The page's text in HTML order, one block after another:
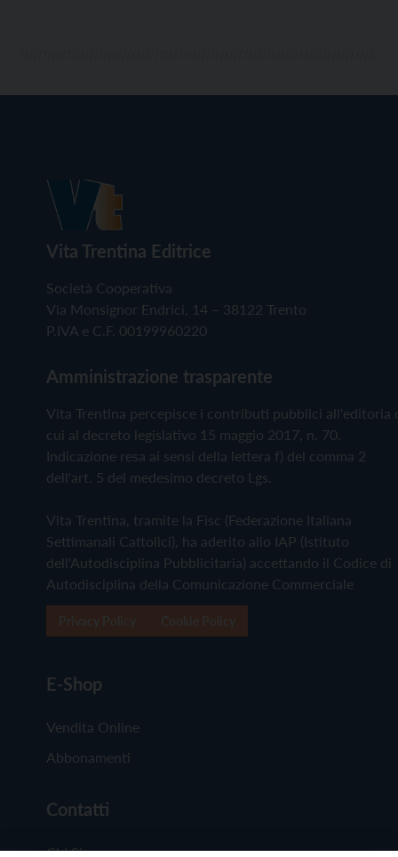
Vita Trentina Editrice
Società Cooperativa
Via Monsignor Endrici, 14 – 38122 Trento
P.IVA e C.F. 00199960220
Amministrazione trasparente
Vita Trentina percepisce i contributi pubblici all'editoria
cui al decreto legislativo 15 maggio 2017, n. 70.
Indicazione resa ai sensi della lettera f) del comma 2
dell'art. 5 del medesimo decreto Lgs.
Vita Trentina, tramite la Fisc (Federazione Italiana
Settimanali Cattolici), ha aderito allo IAP (Istituto
dell'Autodisciplina Pubblicitaria) accettando il Codice di
Autodisciplina della Comunicazione Commerciale
E-Shop
Vendita Online
Abbonamenti
Contatti
Chi Siamo